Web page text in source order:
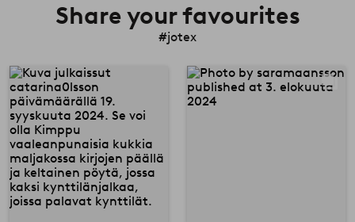
Share your favourites
#jotex